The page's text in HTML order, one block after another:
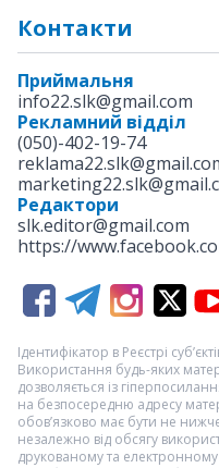
Контакти
Приймальня
info22.slk@gmail.com
Рекламний відділ
(050)-402-19-74
Редактори
slk.editor@gmail.com
https://
Ідентифікатор в Реєстрі
Використання будь-яких
дозволяється із
на безпосередню адресу
обов’язково має бути не
незалежно від обсягу
друкованому та